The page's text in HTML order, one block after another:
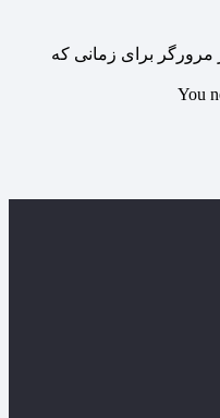
مرورگر برای زمانی که
You